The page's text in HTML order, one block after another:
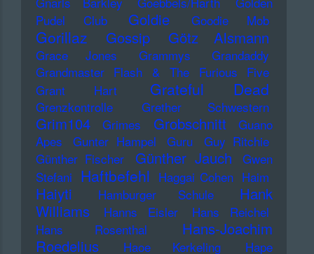
Pudel Club
Goldie Goodie Mob
Gorillaz Gossip Götz Alsmann
Grace Jones Grammys
Grandaddy
Grandmaster Flash & The Furious Five
Grant Hart
Grateful Dead
Grenzkontrolle Grether Schwestern
Grim104 Grimes Grobschnitt
Guano
Apes
Gunter Hampel Guru
Guy Ritchie
Günther Fischer
Günther Jauch
Gwen
Stefani Haftbefehl Haggai Cohen Haim
Haiyti Hamburger Schule
Hank
Williams
Hanns Eisler
Hans Reichel
Hans Rosenthal
Hans-Joachim
Roedelius
Haoe Kerkeling
Hape